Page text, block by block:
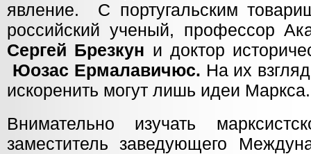
явление. С португальским
российский ученый, профессор
Сергей Брезкун и доктор
Юозас Ермалавичюс. На их
искоренить могут лишь идеи
Внимательно изучать
заместитель заведующего